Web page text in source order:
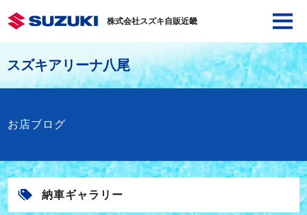
株式会社スズキ自販近畿
スズキアリーナ八尾
お店ブログ
納車ギャラリー